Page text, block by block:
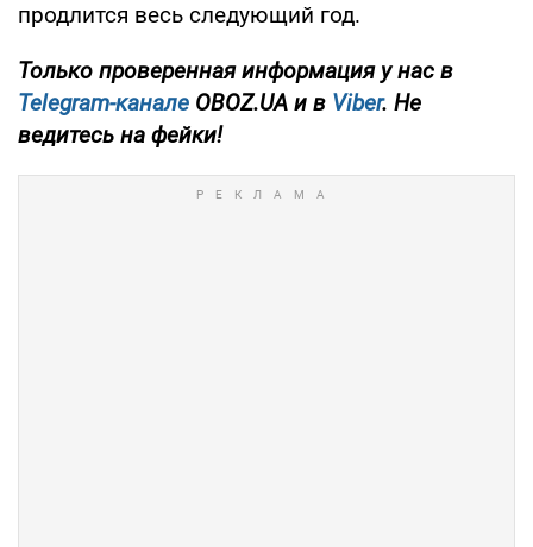
продлится весь следующий год.
Только проверенная информация у нас в
Telegram-канале OBOZ.UA и в Viber. Не
ведитесь на фейки!